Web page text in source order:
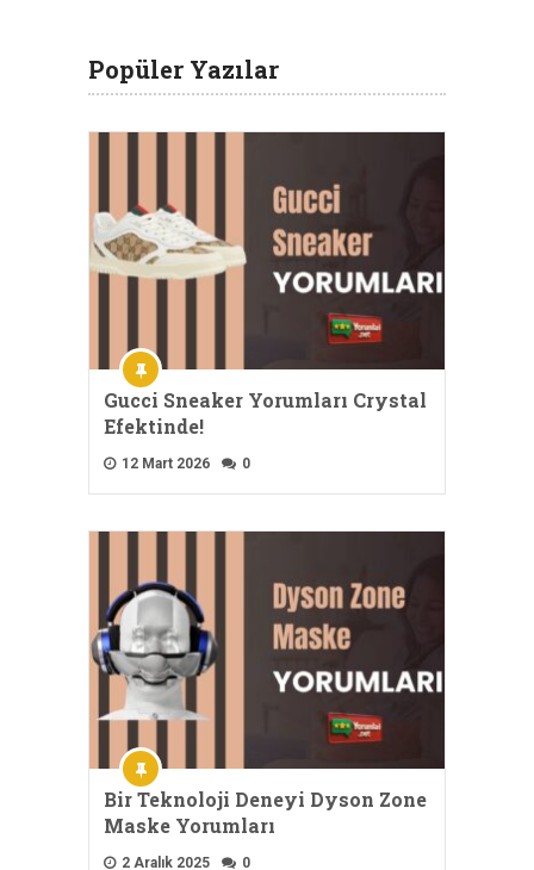
Popüler Yazılar
Gucci Sneaker Yorumları Crystal
Efektinde!
12 Mart 2026 0
Bir Teknoloji Deneyi Dyson Zone
Maske Yorumları
2 Aralık 2025 0